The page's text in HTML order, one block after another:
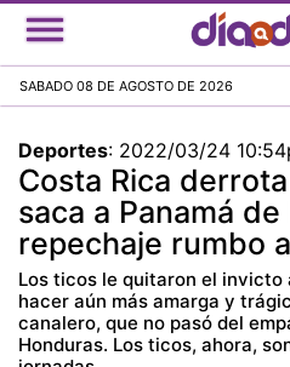
al
SABADO 08 DE AGOSTO DE 2026
Deportes: 2022/03/24
Costa Rica
saca a Panamá
repechaje rumbo
Los ticos le quitaron el invicto
hacer aún más amarga y
canalero, que no pasó del
Honduras. Los ticos, ahora,